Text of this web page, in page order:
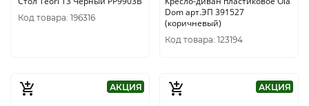
Код товара: 196316
Dom арт.ЭП 391527
(коричневый)
Код товара: 123194
АКЦИЯ АКЦИЯ